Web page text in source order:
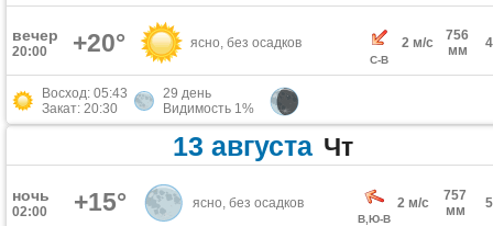
вечер
20:00 +20° ясно, без осадков
С-В
2 м/с
756
мм
Восход: 05:43
Закат: 20:30
29 день
Видимость 1%
13 августа Чт
ночь
02:00 +15° ясно, без осадков
В,Ю-В
2 м/с
757
мм